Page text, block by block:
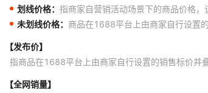
划线价格： 指商家自营销活动场景下的商品价格
未划线价格： 商品在1688平台上由商家自行设置
【发布价】
指商品在1688平台上由商家自行设置的销售标价并
【全网销量】